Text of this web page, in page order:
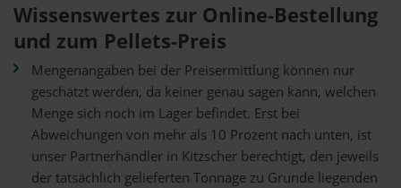
Wissenswertes zur Online-Bestellung
und zum Pellets-Preis
Mengenangaben bei der Preisermittlung können nur
geschätzt werden, da keiner genau sagen kann, welchen
Menge sich noch im Lager befindet. Erst bei
Abweichungen von mehr als 10 Prozent nach unten, ist
unser Partnerhändler in Kitzscher berechtigt, den jeweils
der tatsächlich gelieferten Tonnage zu Grunde liegenden